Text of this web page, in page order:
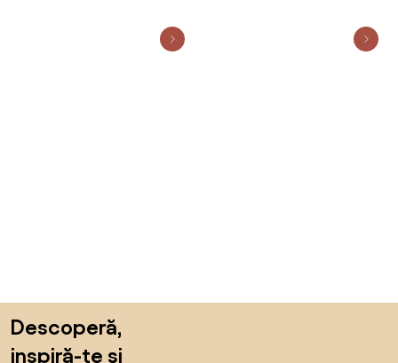
Descoperă,
inspiră-te și